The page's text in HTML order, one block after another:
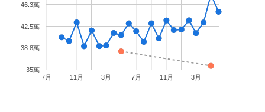
7月 11月 3月 7月 11月 3月
35萬
38.8萬
42.5萬
46.3萬